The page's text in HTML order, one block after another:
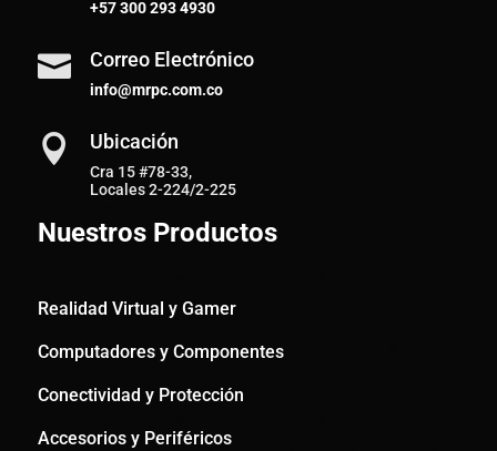
+57300 293 4930
 Correo Electrónico
info@mrpc.com.co
 Ubicación
Cra 15 #78-33,
Locales 2-224/2-225
Nuestros Productos
Realidad Virtual y Gamer
Computadores y Componentes
Conectividad y Protección
Accesorios y Periféricos